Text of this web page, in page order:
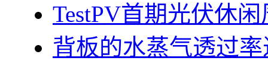
TestPV首期光伏休
背板的水蒸气透过